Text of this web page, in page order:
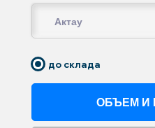
до склада
ОБЪЕМ И